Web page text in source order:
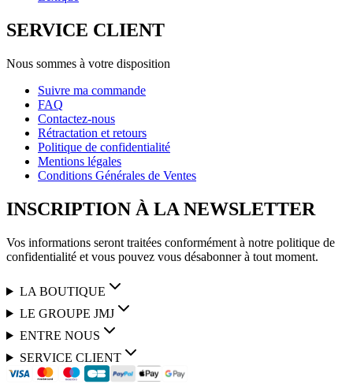
SERVICE CLIENT
Nous sommes à votre disposition
Suivre ma commande
FAQ
Contactez-nous
Rétractation et retours
Politique de confidentialité
Mentions légales
Conditions Générales de Ventes
INSCRIPTION À LA NEWSLETTER
Vos informations seront traitées conformément à notre politique de
confidentialité et vous pouvez vous désabonner à tout moment.
LA BOUTIQUE
LE GROUPE JMJ
ENTRE NOUS
SERVICE CLIENT